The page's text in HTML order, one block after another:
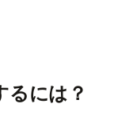
るには？